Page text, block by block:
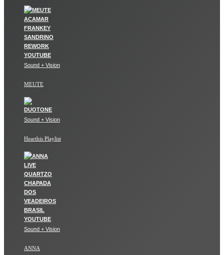
Sound + Vision
MEUTE
Sound + Vision
Hearthis Playlist
Sound + Vision
ANNA